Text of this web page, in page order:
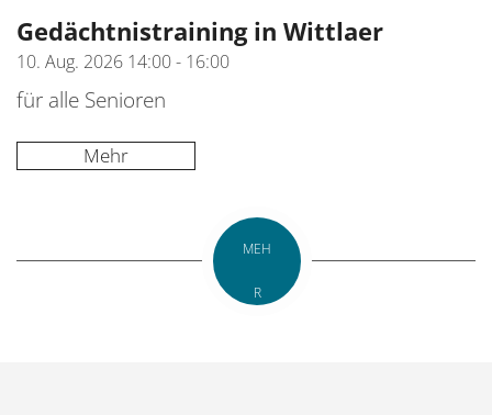
Datum: 10. August 2026
Gedächtnistraining in Wittlaer
10. Aug. 2026 14:00 - 16:00
für alle Senioren
Mehr
MEH
R